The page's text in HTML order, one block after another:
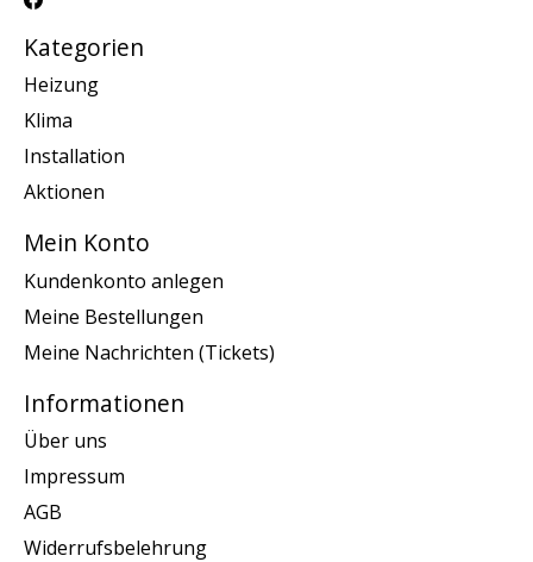
Kategorien
Heizung
Klima
Installation
Aktionen
Mein Konto
Kundenkonto anlegen
Meine Bestellungen
Meine Nachrichten (Tickets)
Informationen
Über uns
Impressum
AGB
Widerrufsbelehrung